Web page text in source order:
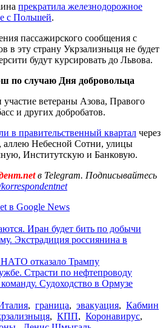
прекратила железнодорожное
с Польшей.
пассажирского сообщения с
в эту страну Укрзализныця не будет
будут курсировать до Львова.
по случаю Дня добровольца
ветераны Азова, Правого
и других добробатов.
в правительственный квартал через
аллею Небесной Сотни, улицы
Институтскую и Банковую.
в Telegram. Подписывайтесь
в Google News
Иран будет бить по добычи
Экстрадиция россиянина в
отказало Трампу
Страсти по нефтепроводу
Судоходство в Ормузе
, граница, эвакуация, Кабмин
, КПП, Коронавирус,